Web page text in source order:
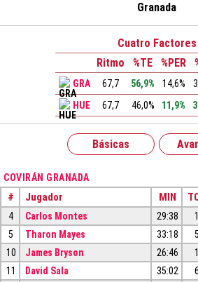
Granada
Cuatro Factores
Ritmo
%TE %PER
GRA 67,7 56,9% 14,6%
HUE
67,7 46,0% 11,9%
Básicas
COVIRÁN GRANADA
# Jugador MIN
4 Carlos Montes 29:38 1
5
Tharon Mayes 33:18 5
10
James Bryson 26:46 1
11
David Sala 35:02 6